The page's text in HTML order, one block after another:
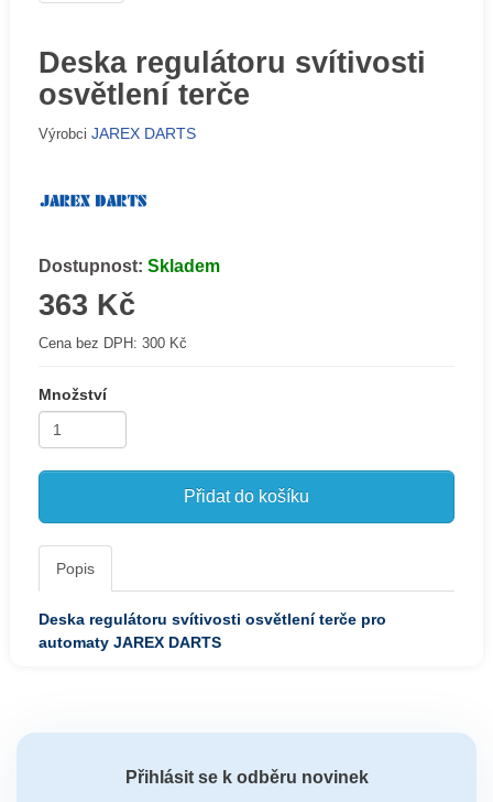
Deska regulátoru svítivosti
osvětlení terče
Výrobci JAREX DARTS
Dostupnost: Skladem
363 Kč
Cena bez DPH: 300 Kč
Množství
Přidat do košíku
Popis
Deska regulátoru svítivosti osvětlení terče pro
automaty JAREX DARTS
Přihlásit se k odběru novinek